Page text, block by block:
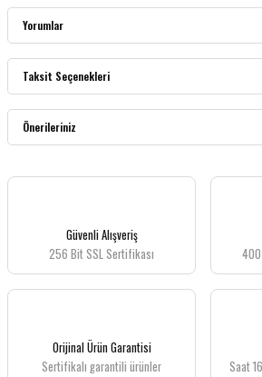
Yorumlar
Bu ürüne ilk yorumu siz
Taksit Seçenekleri
Önerileriniz
Bu ürünün fiyat bilgisi, resim, ürün açıklamalarında
Ürün resmi kalitesiz, bozuk veya görüntülenemiyor.
Ürün açıklamasında eksik bilgiler bulunuyor.
Ürün fiyatı diğer sitelerden daha pahalı.
Bu ürüne benzer farklı alternatifler olmalı.
Güvenli Alışveriş
256 Bit SSL Sertifikası
Orijinal Ürün Garantisi
Sertifikalı garantili ürünler
Saat